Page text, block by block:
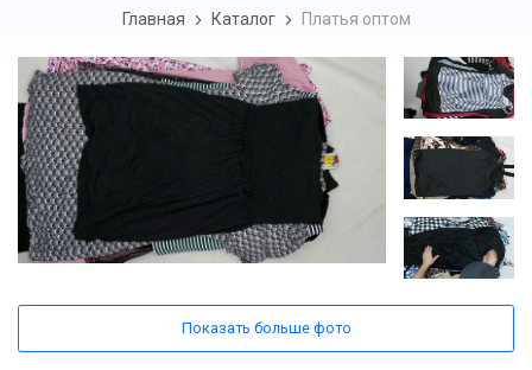
Главная Каталог Платья оптом
Показать больше фото